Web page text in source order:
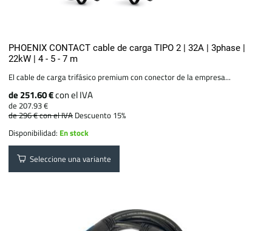
PHOENIX CONTACT cable de carga TIPO 2 | 32A | 3phase |
22kW | 4 - 5 - 7 m
El cable de carga trifásico premium con conector de la empresa...
de 251.60 €con el IVA
de 207.93 €
de 296 €con el IVA Descuento 15%
Disponibilidad: En stock
Seleccione una variante